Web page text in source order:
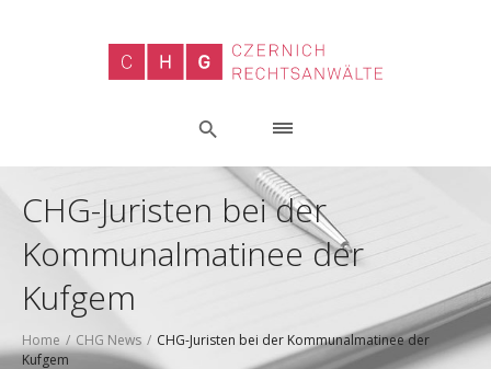
CHG-Juristen bei der
Kommunalmatinee der
Kufgem
Home / CHG News / CHG-Juristen bei der Kommunalmatinee der
Kufgem